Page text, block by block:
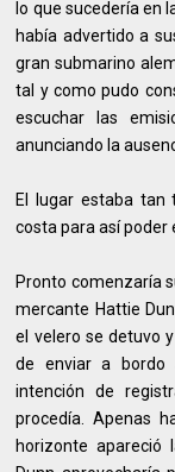
lo que sucedería en
había advertido a
gran submarino
tal y como pudo
escuchar las
anunciando la
El lugar estaba tan
costa para así poder
Pronto comenzaría
mercante Hattie
el velero se detuvo
de enviar a bordo
intención de
procedía. Apenas
horizonte apareció